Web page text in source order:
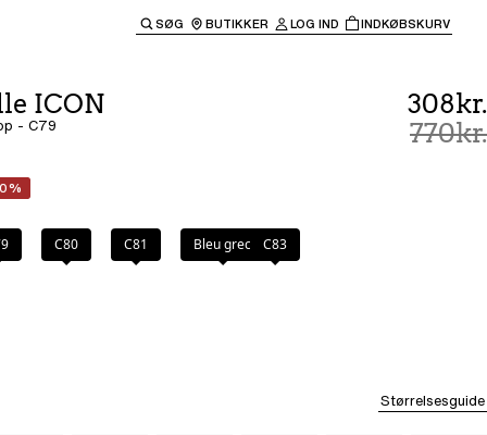
hovednavigationen.
SØG BUTIKKER LOG IND INDKØBSKURV
ICON
- C79
308kr.
770kr.
C80 C81 Bleu grec C83
Størrelsesguide